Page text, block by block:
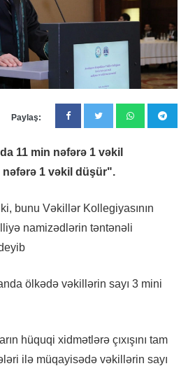
Paylaş:
11 min nəfərə 1 vəkil
1 vəkil düşür".
bunu Vəkillər Kollegiyasının
namizədlərin təntənəli
ölkədə vəkillərin sayı 3 mini
hüquqi xidmətlərə çıxışını tam
ilə müqayisədə vəkillərin sayı